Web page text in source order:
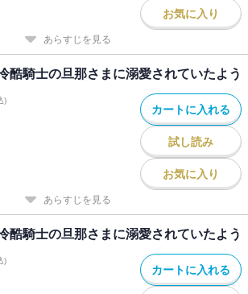
お気に入り
あらすじを見る
酷騎士の旦那さまに溺愛されていたよう
)
カートに入れる
試し読み
お気に入り
あらすじを見る
酷騎士の旦那さまに溺愛されていたよう
)
カートに入れる